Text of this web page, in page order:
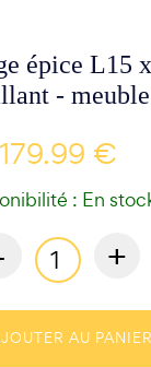
épice L15
-
179.99 €
: En
+
AU PANIER